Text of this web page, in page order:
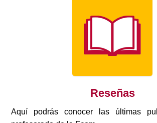
Reseñas
Aquí podrás conocer las últimas